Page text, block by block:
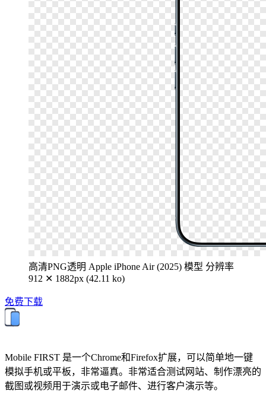
高清PNG透明 Apple iPhone Air (2025) 模型 分辨率
912 ✕ 1882px (42.11 ko)
免费下载
Mobile FIRST 是一个Chrome和Firefox扩展，可以简单地一键
模拟手机或平板，非常逼真。非常适合测试网站、制作漂亮的
截图或视频用于演示或电子邮件、进行客户演示等。